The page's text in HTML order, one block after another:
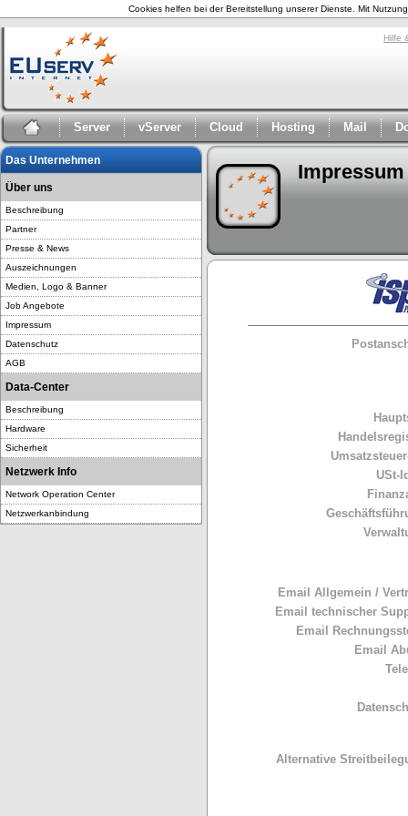
Hilfe
Server vServer Cloud Hosting Mail
Das Unternehmen
Über uns
Beschreibung
Partner
Presse & News
Auszeichnungen
Medien, Logo & Banner
Job Angebote
Impressum
Datenschutz
AGB
Data-Center
Beschreibung
Hardware
Sicherheit
Netzwerk Info
Network Operation Center
Netzwerkanbindung
Impressum
USt-
Email Allgemein /
Email technischer
Email
Email
Alternative
Cookies helfen bei der Bereitstellung unserer Dienste. Mit